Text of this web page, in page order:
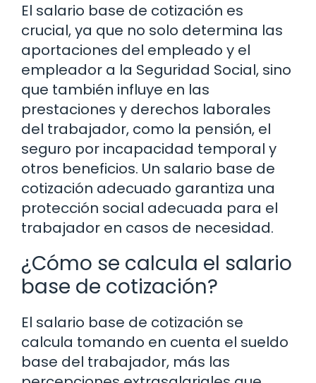
El salario base de cotización es
crucial, ya que no solo determina las
aportaciones del empleado y el
empleador a la Seguridad Social, sino
que también influye en las
prestaciones y derechos laborales
del trabajador, como la pensión, el
seguro por incapacidad temporal y
otros beneficios. Un salario base de
cotización adecuado garantiza una
protección social adecuada para el
trabajador en casos de necesidad.
¿Cómo se calcula el salario
base de cotización?
El salario base de cotización se
calcula tomando en cuenta el sueldo
base del trabajador, más las